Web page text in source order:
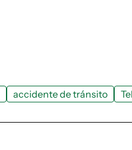
accidente de tránsito